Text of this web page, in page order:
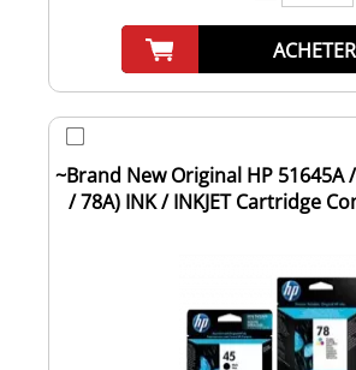
ACHETER
~Brand New Original HP 51645A
/ 78A) INK / INKJET Cartridge